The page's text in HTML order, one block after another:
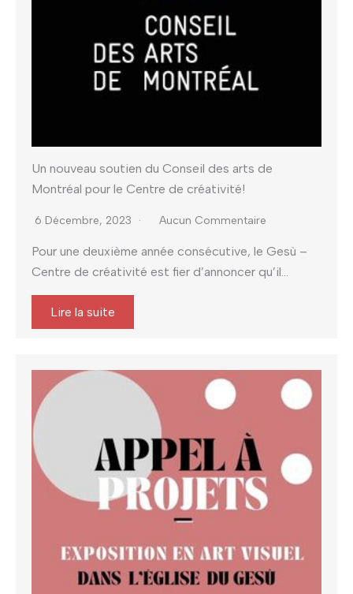
Un nouveau soutien du Conseil des arts de
Montréal pour le Centre de créativité!
6 Décembre, 2023 Aucun Commentaire
Pour une deuxième année consécutive, le Gesù –
Centre de créativité est fier d’annoncer qu’il...
Lire la suite